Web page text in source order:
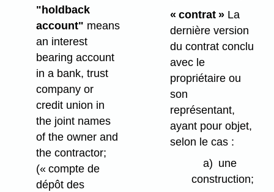
"holdback
account" means
an interest
bearing account
in a bank, trust
company or
credit union in
the joint names
of the owner and
the contractor;
(« compte de
dépôt des
« contrat »La
dernière version
du contrat conclu
avec le
propriétaire ou
son
représentant,
ayant pour objet,
selon le cas :
a) une
construction;